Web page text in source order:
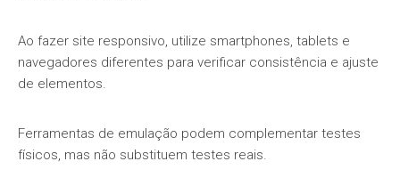
Ao fazer site responsivo, utilize smartphones, tablets e
navegadores diferentes para verificar consistência e ajuste
de elementos.
Ferramentas de emulação podem complementar testes
físicos, mas não substituem testes reais.